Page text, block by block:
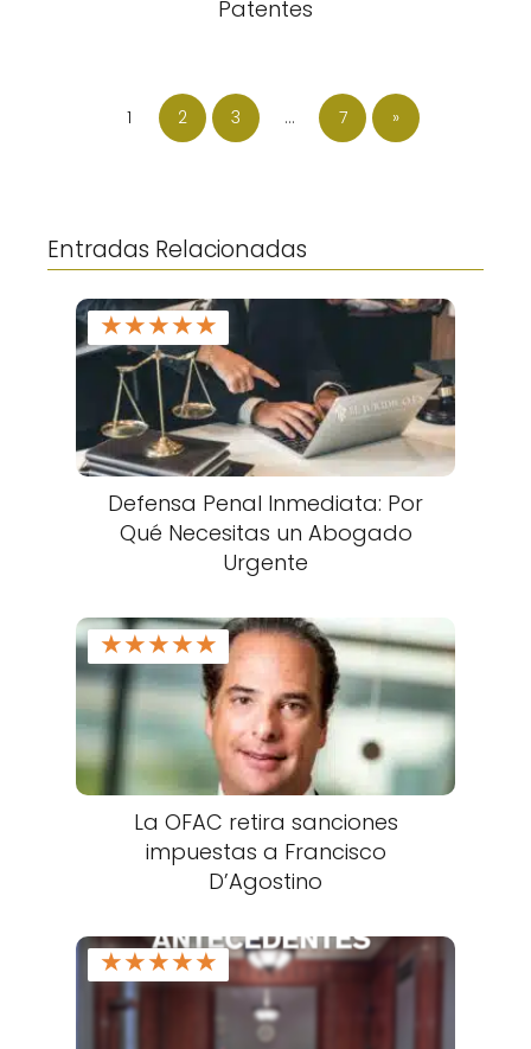
Patentes
1 2 3 … 7 »
Entradas Relacionadas
★★★★★
Defensa Penal Inmediata: Por
Qué Necesitas un Abogado
Urgente
★★★★★
La OFAC retira sanciones
impuestas a Francisco
D’Agostino
★★★★★